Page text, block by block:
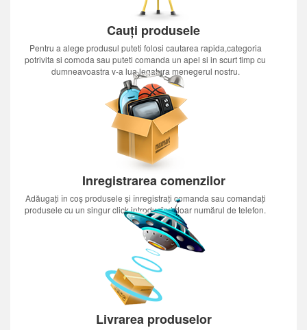
Cauți produsele
Pentru a alege produsul puteti folosi cautarea rapida,categoria
potrivita si comoda sau puteti comanda un apel si in scurt timp cu
dumneavoastra v-a lua legatura menegerul nostru.
Inregistrarea comenzilor
Adăugați în coș produsele și înregistrați comanda sau comandați
produsele cu un singur click introducînd doar numărul de telefon.
Livrarea produselor